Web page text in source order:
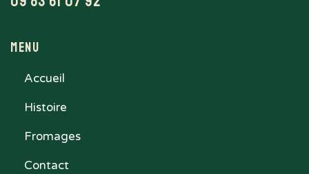
Menu
Accueil
Histoire
Fromages
Contact